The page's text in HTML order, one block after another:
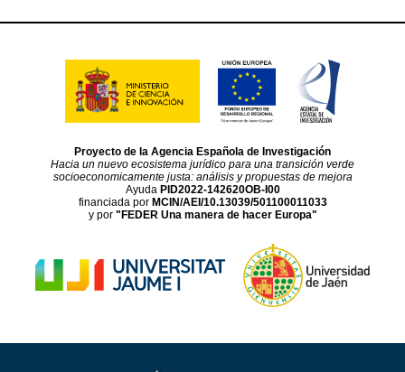
Proyecto de la Agencia Española de Investigación
Hacia un nuevo ecosistema jurídico para una transición verde
socioeconomicamente justa: análisis y propuestas de mejora
Ayuda PID2022-142620OB-I00
financiada por MCIN/AEI/10.13039/501100011033
y por "FEDER Una manera de hacer Europa"